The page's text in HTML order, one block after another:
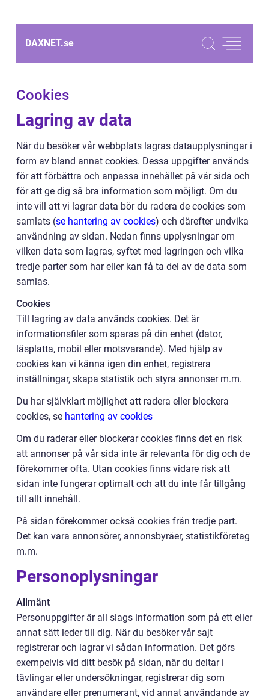
DAXNET.se
Cookies
Lagring av data
När du besöker vår webbplats lagras dataupplysningar i
form av bland annat cookies. Dessa uppgifter används
för att förbättra och anpassa innehållet på vår sida och
för att ge dig så bra information som möjligt. Om du
inte vill att vi lagrar data bör du radera de cookies som
samlats (se hantering av cookies) och därefter undvika
användning av sidan. Nedan finns upplysningar om
vilken data som lagras, syftet med lagringen och vilka
tredje parter som har eller kan få ta del av de data som
samlas.
Cookies
Till lagring av data används cookies. Det är
informationsfiler som sparas på din enhet (dator,
läsplatta, mobil eller motsvarande). Med hjälp av
cookies kan vi känna igen din enhet, registrera
inställningar, skapa statistik och styra annonser m.m.
Du har självklart möjlighet att radera eller blockera
cookies, se hantering av cookies
Om du raderar eller blockerar cookies finns det en risk
att annonser på vår sida inte är relevanta för dig och de
förekommer ofta. Utan cookies finns vidare risk att
sidan inte fungerar optimalt och att du inte får tillgång
till allt innehåll.
På sidan förekommer också cookies från tredje part.
Det kan vara annonsörer, annonsbyråer, statistikföretag
m.m.
Personoplysningar
Allmänt
Personuppgifter är all slags information som på ett eller
annat sätt leder till dig. När du besöker vår sajt
registrerar och lagrar vi sådan information. Det görs
exempelvis vid ditt besök på sidan, när du deltar i
tävlingar eller undersökningar, registrerar dig som
användare eller prenumerant, vid annat användande av